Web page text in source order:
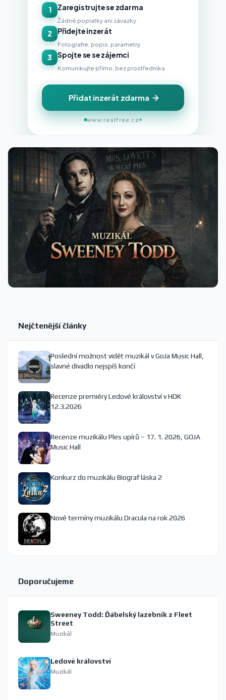
1 Zaregistrujte se zdarma
Žádné poplatky ani závazky
2 Přidejte inzerát
Fotografie, popis, parametry
3 Spojte se se zájemci
Komunikujte přímo, bez prostředníka
Přidat inzerát zdarma
www.realfree.cz
Nejčtenější články
Poslední možnost vidět muzikál v GoJa Music Hall,
slavné divadlo nejspíš končí
Recenze premiéry Ledové království v HDK
12.3.2026
Recenze muzikálu Ples upírů – 17. 1. 2026, GOJA
Music Hall
Konkurz do muzikálu Biograf láska 2
Nové termíny muzikálu Dracula na rok 2026
Doporučujeme
Sweeney Todd: Ďábelský lazebník z Fleet
Street
Muzikál
Ledové království
Muzikál